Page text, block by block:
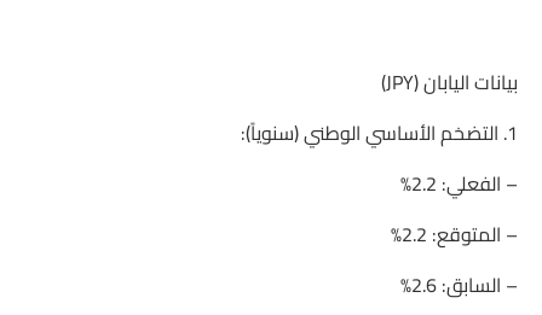
بيانات اليابان (JPY)
1. التضخم الأساسي الوطني (سنوياً):
– الفعلي: 2.2%
– المتوقع: 2.2%
– السابق: 2.6%